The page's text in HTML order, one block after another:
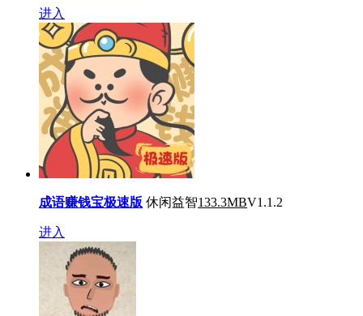
进入
成语赚钱宝极速版 休闲益智133.3MBV1.1.2
进入